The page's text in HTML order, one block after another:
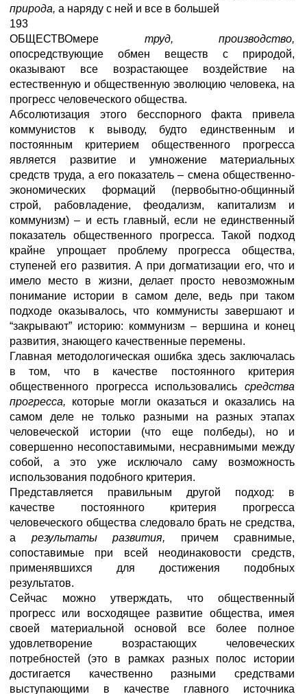
природа, а наряду с ней и все в большей
193
ОБЩЕСТВОмере труд, производство,
опосредствующие обмен веществ с природой,
оказывают все возрастающее воздействие на
естественную и общественную эволюцию человека, на
прогресс человеческого общества.
Абсолютизация этого бесспорного факта привела
коммунистов к выводу, будто единственным и
постоянным критерием общественного прогресса
является развитие и умножение материальных
средств труда, а его показатель – смена общественно-
экономических формаций (первобытно-общинный
строй, рабовладение, феодализм, капитализм и
коммунизм) – и есть главный, если не единственный
показатель общественного прогресса. Такой подход
крайне упрощает проблему прогресса общества,
ступеней его развития. А при догматизации его, что и
имело место в жизни, делает просто невозможным
понимание истории в самом деле, ведь при таком
подходе оказывалось, что коммунисты завершают и
“закрывают” историю: коммунизм – вершина и конец
развития, знающего качественные перемены.
Главная методологическая ошибка здесь заключалась
в том, что в качестве постоянного критерия
общественного прогресса использовались средства
прогресса, которые могли оказаться и оказались на
самом деле не только разными на разных этапах
человеческой истории (что еще полбеды), но и
совершенно несопоставимыми, несравнимыми между
собой, а это уже исключало саму возможность
использования подобного критерия.
Представляется правильным другой подход: в
качестве постоянного критерия прогресса
человеческого общества следовало брать не средства,
а результаты развития, причем сравнимые,
сопоставимые при всей неодинаковости средств,
применявшихся для достижения подобных
результатов.
Сейчас можно утверждать, что общественный
прогресс или восходящее развитие общества, имея
своей материальной основой все более полное
удовлетворение возрастающих человеческих
потребностей (это в рамках разных полос истории
достигается качественно разными средствами
выступающими в качестве главного источника